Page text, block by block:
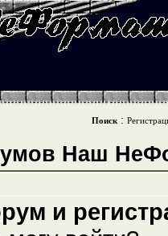
Поиск :
Наш
и